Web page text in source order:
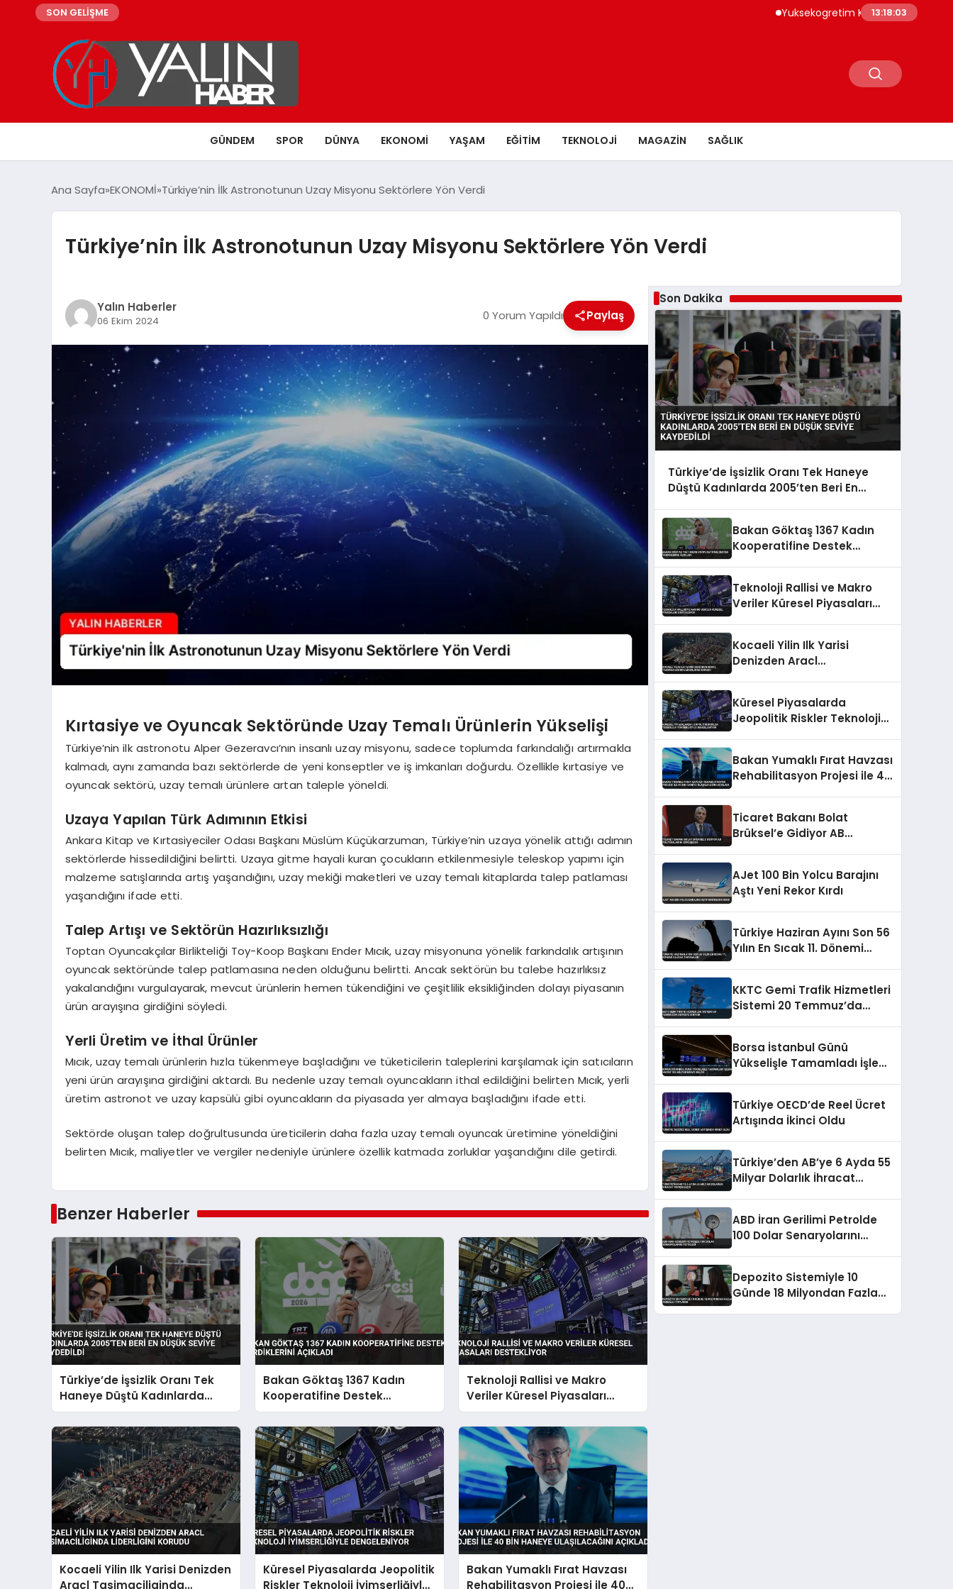
SON GELİŞME Yuksekogretim Kurumu Dijital Donusum
13:18:04
GÜNDEM SPOR DÜNYA EKONOMİ YAŞAM EĞİTİM TEKNOLOJİ MAGAZİN SAĞLIK
Ana Sayfa EKONOMİ Türkiye’nin İlk Astronotunun Uzay Misyonu Sektörlere Yön Verdi
Türkiye’nin İlk Astronotunun Uzay Misyonu Sektörlere Yön Verdi
Yalın Haberler
06 Ekim 2024 0 Yorum Yapıldı Paylaş
Kırtasiye ve Oyuncak Sektöründe Uzay Temalı Ürünlerin Yükselişi
Türkiye’nin ilk astronotu Alper Gezeravcı’nın insanlı uzay misyonu, sadece toplumda farkındalığı artırmakla
kalmadı, aynı zamanda bazı sektörlerde de yeni konseptler ve iş imkanları doğurdu. Özellikle kırtasiye ve
oyuncak sektörü, uzay temalı ürünlere artan taleple yöneldi.
Uzaya Yapılan Türk Adımının Etkisi
Ankara Kitap ve Kırtasiyeciler Odası Başkanı Müslüm Küçükarzuman, Türkiye’nin uzaya yönelik attığı adımın
sektörlerde hissedildiğini belirtti. Uzaya gitme hayali kuran çocukların etkilenmesiyle teleskop yapımı için
malzeme satışlarında artış yaşandığını, uzay mekiği maketleri ve uzay temalı kitaplarda talep patlaması
yaşandığını ifade etti.
Talep Artışı ve Sektörün Hazırlıksızlığı
Toptan Oyuncakçılar Birlikteliği Toy-Koop Başkanı Ender Mıcık, uzay misyonuna yönelik farkındalık artışının
oyuncak sektöründe talep patlamasına neden olduğunu belirtti. Ancak sektörün bu talebe hazırlıksız
yakalandığını vurgulayarak, mevcut ürünlerin hemen tükendiğini ve çeşitlilik eksikliğinden dolayı piyasanın
ürün arayışına girdiğini söyledi.
Yerli Üretim ve İthal Ürünler
Mıcık, uzay temalı ürünlerin hızla tükenmeye başladığını ve tüketicilerin taleplerini karşılamak için satıcıların
yeni ürün arayışına girdiğini aktardı. Bu nedenle uzay temalı oyuncakların ithal edildiğini belirten Mıcık, yerli
üretim astronot ve uzay kapsülü gibi oyuncakların da piyasada yer almaya başladığını ifade etti.
Sektörde oluşan talep doğrultusunda üreticilerin daha fazla uzay temalı oyuncak üretimine yöneldiğini
belirten Mıcık, maliyetler ve vergiler nedeniyle ürünlere özellik katmada zorluklar yaşandığını dile getirdi.
Benzer Haberler
Türkiye’de İşsizlik Oranı Tek
Haneye Düştü Kadınlarda
2005’ten Beri En Düşük Seviye
Kaydedildi
Bakan Göktaş 1367 Kadın
Kooperatifine Destek
Verdiklerini Açıkladı
Teknoloji Rallisi ve Makro
Veriler Küresel Piyasaları
Destekliyor
Kocaeli Yilin Ilk Yarisi Denizden
Aracl Tasimaciliginda
Küresel Piyasalarda Jeopolitik
Riskler Teknoloji İyimserliğiyle
Bakan Yumaklı Fırat Havzası
Rehabilitasyon Projesi ile 40
Son Dakika
Türkiye’de İşsizlik Oranı Tek Haneye
Düştü Kadınlarda 2005’ten Beri En
Bakan Göktaş 1367 Kadın
Kooperatifine Destek
Teknoloji Rallisi ve Makro
Veriler Küresel Piyasaları
Kocaeli Yilin Ilk Yarisi
Denizden Aracl
Küresel Piyasalarda
Jeopolitik Riskler Teknoloji
Bakan Yumaklı Fırat Havzası
Rehabilitasyon Projesi ile 40
Ticaret Bakanı Bolat
Brüksel’e Gidiyor AB
AJet 100 Bin Yolcu Barajını
Aştı Yeni Rekor Kırdı
Türkiye Haziran Ayını Son 56
Yılın En Sıcak 11. Dönemi
KKTC Gemi Trafik Hizmetleri
Sistemi 20 Temmuz’da
Borsa İstanbul Günü
Yükselişle Tamamladı İşlem
Türkiye OECD’de Reel Ücret
Artışında İkinci Oldu
Türkiye’den AB’ye 6 Ayda 55
Milyar Dolarlık İhracat
ABD İran Gerilimi Petrolde
100 Dolar Senaryolarını
Depozito Sistemiyle 10
Günde 18 Milyondan Fazla